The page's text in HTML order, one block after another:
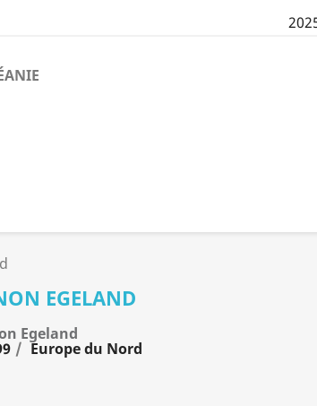
EGELAND
Egeland
Europe du Nord